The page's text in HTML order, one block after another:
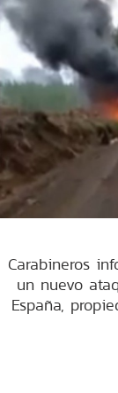
Carabineros
un nuevo
España,